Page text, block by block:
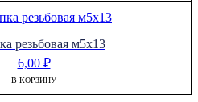
резьбовая м5х13
6,00 ₽
В КОРЗИНУ